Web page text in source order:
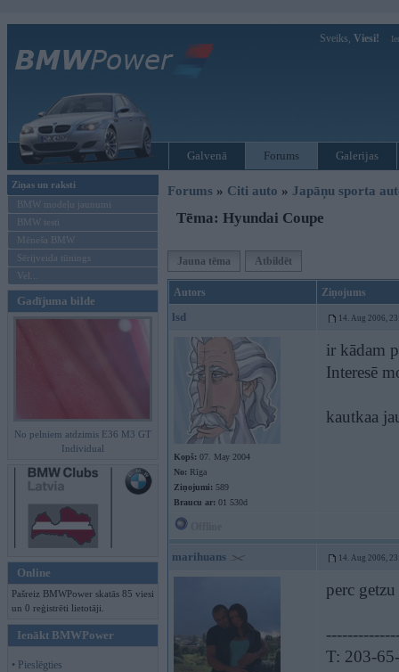
Sveiks, Viesi!
Galvenā Forums Galerijas
Ziņas un raksti
BMW modeļu jaunumi
BMW testi
Mēneša BMW
Sērijveida tūnings
Vel...
Gadījuma bilde
No pelniem atdzimis E36 M3 GT
Individual
Online
Pašreiz BMWPower skatās 85 viesi
un 0 reģistrēti lietotāji.
Ienākt BMWPower
• Pieslēgties
Forums » Citi auto » Japāņu sporta
Tēma: Hyundai Coupe
Jauna tēma Atbildēt
Autors Ziņojums
lsd 14. Aug 2006,
Kopš: 07. May 2004
No: Rīga
Ziņojumi: 589
Braucu ar: 01 530d
ir kādam
Interesē
kautkaa
marihuans 14. Aug 2006,
perc getzu
T: 203-